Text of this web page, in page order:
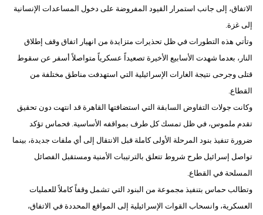
الاتفاق، إلى جانب استمرار القيود المفروضة على دخول المساعدات الإنسانية
إلى غزة.
وتأتي هذه التطورات في ظل تحذيرات متزايدة من انهيار اتفاق وقف إطلاق
النار، بعدما شهدت الأسابيع الأخيرة تصعيداً عسكرياً متواصلاً أسفر عن سقوط
قتلى وجرحى نتيجة الغارات الإسرائيلية التي استهدفت مناطق مختلفة من
القطاع.
وكانت جولات التفاوض السابقة التي استضافتها القاهرة قد انتهت دون تحقيق
تقدم ملموس، في ظل تمسك كل طرف بمواقفه الأساسية. فحماس تؤكد
ضرورة تنفيذ بنود المرحلة الأولى كاملة قبل الانتقال إلى أي ملفات جديدة، بينما
تواصل إسرائيل طرح شروط تتعلق بالترتيبات الأمنية ومستقبل الفصائل
المسلحة في القطاع.
وتطالب حماس بتنفيذ مجموعة من البنود التي تشمل وقفاً كاملاً للعمليات
العسكرية، وانسحاب القوات الإسرائيلية إلى المواقع المحددة في الاتفاق،